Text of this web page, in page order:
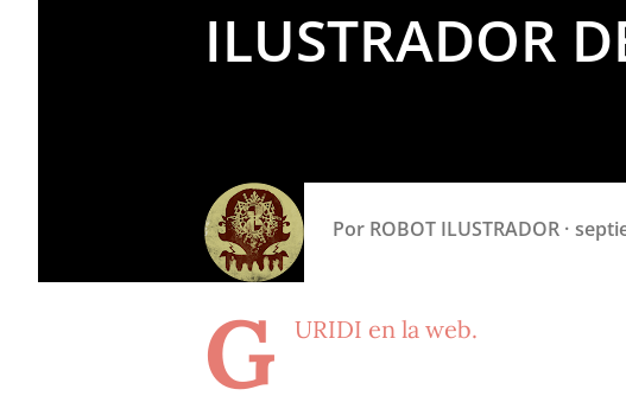
ILUSTRADOR
Por ROBOT ILUSTRADOR
G URIDI en la web.